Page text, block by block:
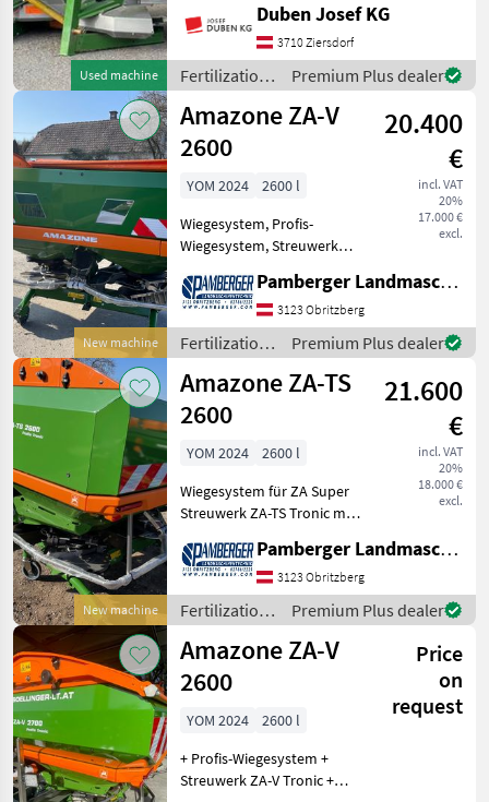
Used machine
Gesamtvolumen 2.000 l,
Streuscheiben OM 10-16
bzw. inkl. Wurfschaufeln 18-
24 m, Gittereinsatz, Gelen
Duben Josef KG
3710 Ziersdorf
Fertilization
and
irrigation
equipment /
Amazone
Premium Plus dealer
New machine
Amazone ZA-V
2600
20.400
€
incl. VAT
20%
17.000 €
excl.
YOM 2024
2600 l
Wiegesystem, Profis-
Wiegesystem, Streuwerk
910 mm mit Reibkupplung,
Behälteraufsatz S 2600,
Schmutzfänger S, LED-
Beleuchtung,
Abdeckrollplan
Pamberger Landmaschinentechnik GmbH
3123 Obritzberg
Fertilization
and
irrigation
equipment /
Amazone
Premium Plus dealer
New machine
Amazone ZA-TS
2600
21.600
€
incl. VAT
20%
18.000 €
excl.
YOM 2024
2600 l
Wiegesystem für ZA Super
Streuwerk ZA-TS Tronic mit
Einleitsystemverstellung
Gelenkwelle 910 mm mit
Reibkupplung
Behälteraufsatz S 2600
geschweißt S
Pamberger Landmaschinentechnik GmbH
3123 Obritzberg
Fertilization
and
irrigation
equipment /
Amazone
Premium Plus dealer
Amazone ZA-V
2600
Price
on
request
YOM 2024
2600 l
+ Profis-Wiegesystem +
Streuwerk ZA-V Tronic +